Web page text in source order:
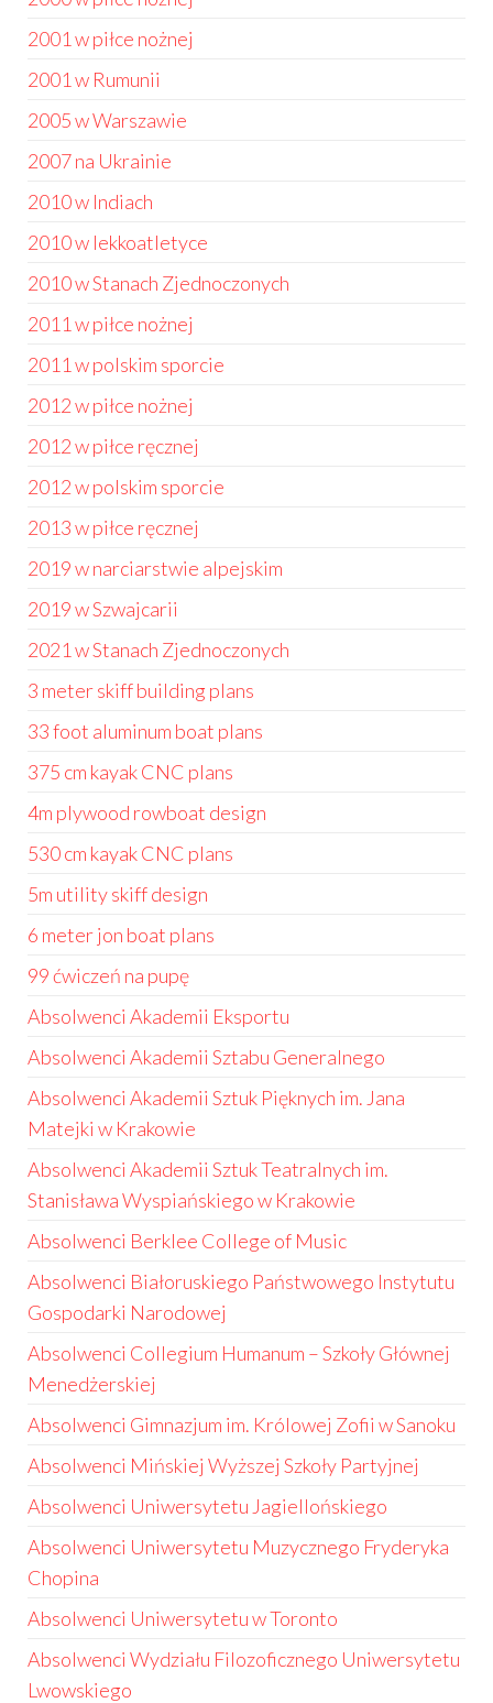
2001 w piłce nożnej
2001 w Rumunii
2005 w Warszawie
2007 na Ukrainie
2010 w Indiach
2010 w lekkoatletyce
2010 w Stanach Zjednoczonych
2011 w piłce nożnej
2011 w polskim sporcie
2012 w piłce nożnej
2012 w piłce ręcznej
2012 w polskim sporcie
2013 w piłce ręcznej
2019 w narciarstwie alpejskim
2019 w Szwajcarii
2021 w Stanach Zjednoczonych
3 meter skiff building plans
33 foot aluminum boat plans
375 cm kayak CNC plans
4m plywood rowboat design
530 cm kayak CNC plans
5m utility skiff design
6 meter jon boat plans
99 ćwiczeń na pupę
Absolwenci Akademii Eksportu
Absolwenci Akademii Sztabu Generalnego
Absolwenci Akademii Sztuk Pięknych im. Jana
Matejki w Krakowie
Absolwenci Akademii Sztuk Teatralnych im.
Stanisława Wyspiańskiego w Krakowie
Absolwenci Berklee College of Music
Absolwenci Białoruskiego Państwowego Instytutu
Gospodarki Narodowej
Absolwenci Collegium Humanum – Szkoły Głównej
Menedżerskiej
Absolwenci Gimnazjum im. Królowej Zofii w Sanoku
Absolwenci Mińskiej Wyższej Szkoły Partyjnej
Absolwenci Uniwersytetu Jagiellońskiego
Absolwenci Uniwersytetu Muzycznego Fryderyka
Chopina
Absolwenci Uniwersytetu w Toronto
Absolwenci Wydziału Filozoficznego Uniwersytetu
Lwowskiego